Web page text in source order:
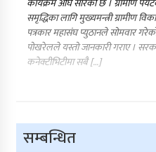
समृद्धिका लागि मुख्यमन्त्री ग्रामीण
पत्रकार महासंघ प्युठानले सोमवार
पोखरेलले यस्तो जानकारी गराए ।
कनेक्टीभिटीमा सबै […]
सम्बन्धित